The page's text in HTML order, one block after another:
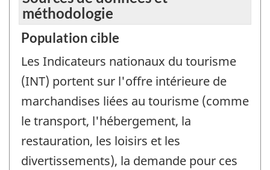
méthodologie
Population cible
Les Indicateurs nationaux du tourisme
(INT) portent sur l'offre intérieure de
marchandises liées au tourisme (comme
le transport, l'hébergement, la
restauration, les loisirs et les
divertissements), la demande pour ces